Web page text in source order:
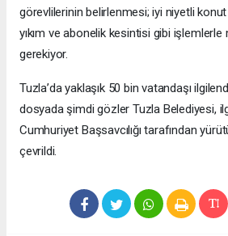
görevlilerinin belirlenmesi; iyi niyetli
yıkım ve abonelik kesintisi gibi
gerekiyor.
Tuzla’da yaklaşık 50 bin vatandaşı
dosyada şimdi gözler Tuzla Belediyesi,
Cumhuriyet Başsavcılığı tarafından
çevrildi.